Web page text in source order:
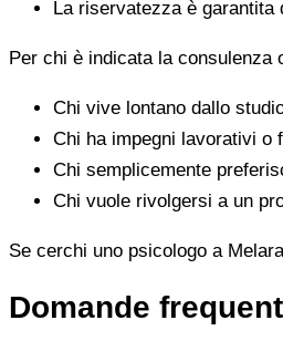
La riservatezza è garantita
Per chi è indicata la consulenza
Chi vive lontano dallo
Chi ha impegni lavorativi o
Chi semplicemente
Chi vuole rivolgersi a un
Se cerchi uno psicologo a
Domande